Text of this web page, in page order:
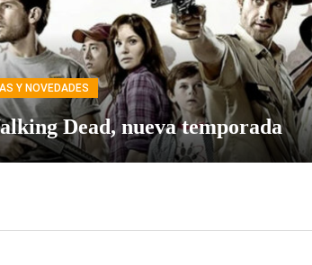
Y NOVEDADES
Dead, nueva temporada